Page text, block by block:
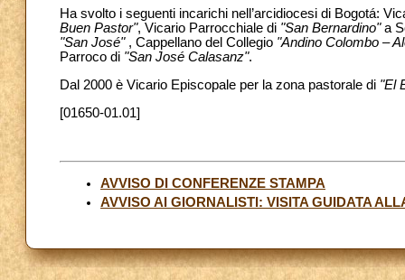
Ha svolto i seguenti incarichi nell’arcidiocesi di Bogotá:
Buen Pastor", Vicario Parrocchiale di "San Bernardino"a
"San José", Cappellano del Collegio "Andino Colombo –
Parroco di "San José Calasanz".
Dal 2000 è Vicario Episcopale per la zona pastorale di "El
[01650-01.01]
AVVISO DI CONFERENZE STAMPA
AVVISO AI GIORNALISTI: VISITA GUIDATA